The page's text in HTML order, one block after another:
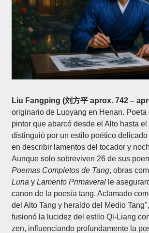
Liu Fangping (刘方平 aprox. 742 –
originario de Luoyang en Henan. Poeta
pintor que abarcó desde el Alto hasta
distinguió por un estilo poético
en describir lamentos del tocador y
Aunque solo sobreviven 26 de sus
Poemas Completos de Tang, obras
Luna y Lamento Primaveral le
canon de la poesía tang. Aclamado
del Alto Tang y heraldo del Medio
fusionó la lucidez del estilo Qi-Liang
zen, influenciando profundamente la